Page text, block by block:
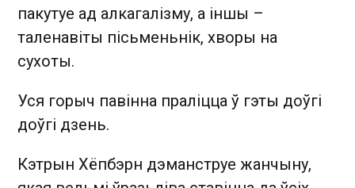
пакутуе ад алкагалізму, а іншы –
таленавіты пісьменьнік, хворы на
сухоты.
Уся горыч павінна праліцца ў гэты доўгі
доўгі дзень.
Кэтрын Хёпбэрн дэманструе жанчыну,